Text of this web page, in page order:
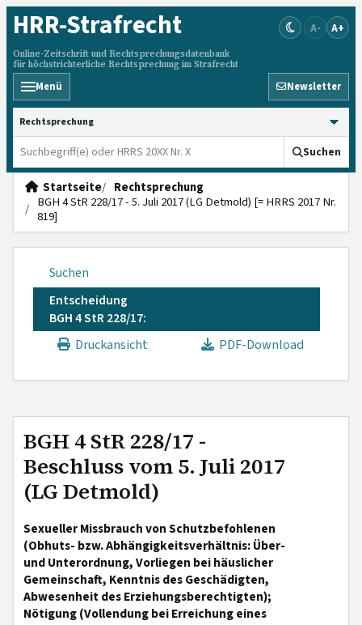
HRR-Strafrecht
Online-Zeitschrift und Rechtsprechungsdatenbank
für höchstrichterliche Rechtsprechung im Strafrecht
A- A+
Menü Newsletter
HRRS durchsuchen
Suchen
Startseite
Rechtsprechung
BGH 4 StR 228/17 - 5. Juli 2017 (LG Detmold) [= HRRS 2017 Nr.
819]
Suchen
Entscheidung
BGH 4 StR 228/17:
Druckansicht
PDF-Download
BGH 4 StR 228/17 -
Beschluss vom 5. Juli 2017
(LG Detmold)
Sexueller Missbrauch von Schutzbefohlenen
(Obhuts- bzw. Abhängigkeitsverhältnis: Über-
und Unterordnung, Vorliegen bei häuslicher
Gemeinschaft, Kenntnis des Geschädigten,
Abwesenheit des Erziehungsberechtigten);
Nötigung (Vollendung bei Erreichung eines